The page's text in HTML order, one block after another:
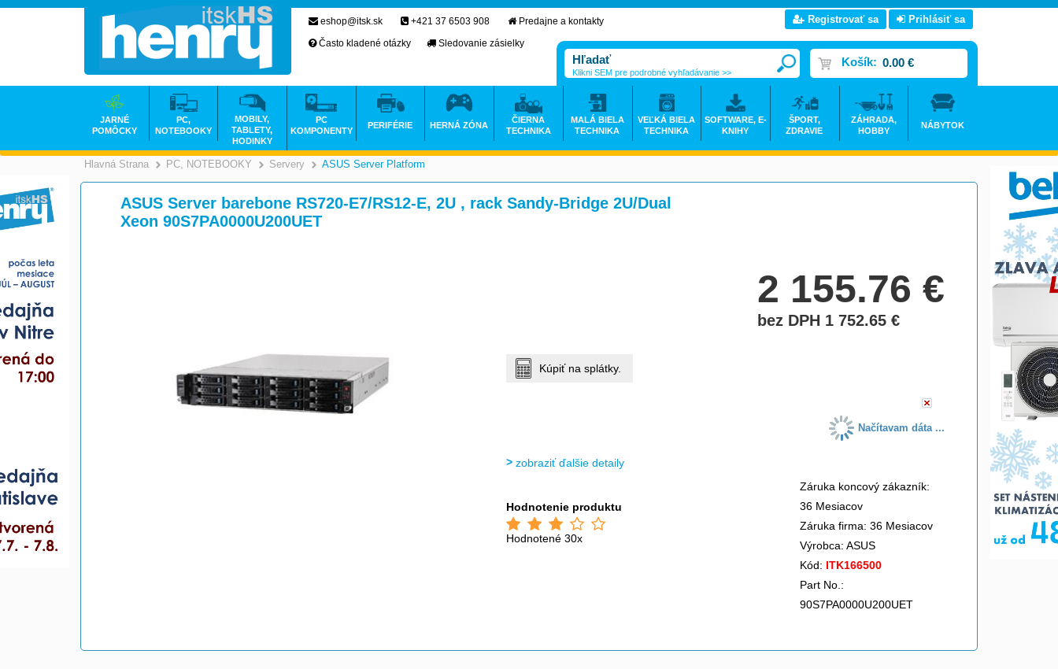
Hlavná Strana >
PC, NOTEBOOKY >
Servery >
ASUS Server Platform
ASUS Server barebone RS720-E7/RS12-E, 2U , rack Sandy-Bridge 2U/Dual
Xeon 90S7PA0000U200UET
2 155.76€
bez DPH 1 752.65€
Kúpiť na splátky.
Načítavam dáta ...
zobraziť ďalšie detaily
Hodnotenie produktu
Hodnotené 30x
Záruka koncový zákazník:
36 Mesiacov
Záruka firma: 36 Mesiacov
Výrobca: ASUS
Kód: ITK166500
Part No.:
90S7PA0000U200UET
eshop@itsk.sk +421 37 6503 908
Predajne a kontakty
Často kladené otázky
Sledovanie zásielky
Registrovať sa Prihlásiť sa
Košík: 0.00 €
Klikni SEM pre podrobné vyhľadávanie >>
JARNÉ
POMÔCKY
PC,
NOTEBOOKY
MOBILY,
TABLETY,
HODINKY
PC
KOMPONENTY
PERIFÉRIE HERNÁ ZÓNA
ČIERNA
TECHNIKA
MALÁ BIELA
TECHNIKA
VEĽKÁ BIELA
TECHNIKA
SOFTWARE, E-
KNIHY
ŠPORT,
ZDRAVIE
ZÁHRADA,
HOBBY
NÁBYTOK